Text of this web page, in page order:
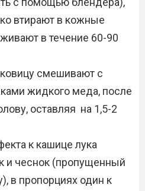
втирают в кожные
в течение 60-90
смешивают с
жидкого меда, после
оставляя на 1,5-2
к кашице лука
и чеснок (пропущенный
в пропорциях один к